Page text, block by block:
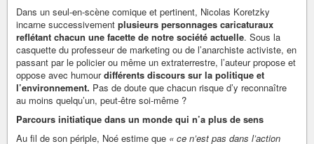
Dans un seul-en-scène comique et pertinent, Nicolas Koretzky
incarne successivement plusieurs personnages caricaturaux
reflétant chacun une facette de notre société actuelle. Sous la
casquette du professeur de marketing ou de l’anarchiste activiste, en
passant par le policier ou même un extraterrestre, l’auteur propose et
oppose avec humourdifférents discours sur la politique et
l’environnement. Pas de doute que chacun risque d’y reconnaître
au moins quelqu’un, peut-être soi-même ?
Parcours initiatique dans un monde qui n’a plus de sens
Au fil de son périple, Noé estime que « ce n’est pas dans l’action